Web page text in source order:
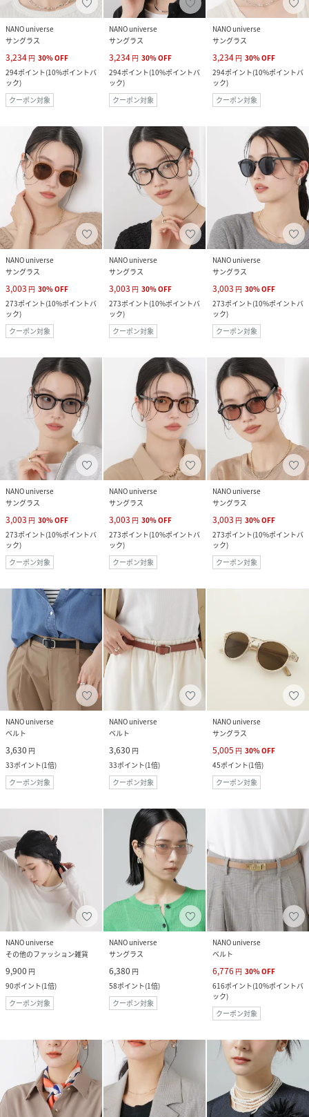
NANO universe
サングラス
3,234 円 30%OFF
294ポイント(10%ポイントバ
ック)
クーポン対象
NANO universe
サングラス
3,234 円 30%OFF
294ポイント(10%ポイントバ
ック)
クーポン対象
NANO universe
サングラス
3,234 円 30%OFF
294ポイント(10%ポイントバ
ック)
クーポン対象
NANO universe
サングラス
3,003 円 30%OFF
273ポイント(10%ポイントバ
ック)
クーポン対象
NANO universe
サングラス
3,003 円 30%OFF
273ポイント(10%ポイントバ
ック)
クーポン対象
NANO universe
サングラス
3,003 円 30%OFF
273ポイント(10%ポイントバ
ック)
クーポン対象
NANO universe
サングラス
3,003 円 30%OFF
273ポイント(10%ポイントバ
ック)
クーポン対象
NANO universe
サングラス
3,003 円 30%OFF
273ポイント(10%ポイントバ
ック)
クーポン対象
NANO universe
サングラス
3,003 円 30%OFF
273ポイント(10%ポイントバ
ック)
クーポン対象
NANO universe
ベルト
3,630 円
33ポイント(1倍)
クーポン対象
NANO universe
ベルト
3,630 円
33ポイント(1倍)
クーポン対象
NANO universe
サングラス
5,005 円 30%OFF
45ポイント(1倍)
クーポン対象
NANO universe
その他のファッション雑貨
9,900 円
90ポイント(1倍)
クーポン対象
NANO universe
サングラス
6,380 円
58ポイント(1倍)
クーポン対象
NANO universe
ベルト
6,776 円 30%OFF
616ポイント(10%ポイントバ
ック)
クーポン対象